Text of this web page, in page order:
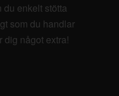
enkelt stötta
som du handlar
dig något extra!